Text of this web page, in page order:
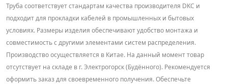
Труба соответствует стандартам качества производителя DKC и
подходит для прокладки кабелей в промышленных и бытовых
условиях. Размеры изделия обеспечивают удобство монтажа и
совместимость с другими элементами систем распределения.
Производство осуществляется в Китае. На данный момент товар
отсутствует на складе в г. Электрогорск (Будённого). Рекомендуется
оформить заказ для своевременного получения. Обеспечьте